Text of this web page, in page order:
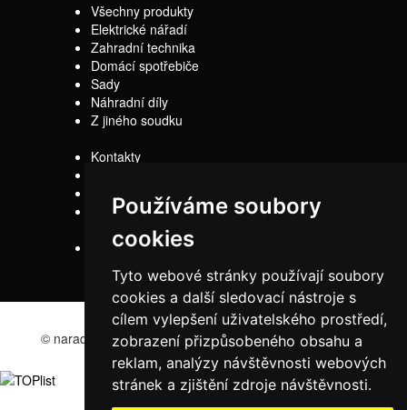
Používáme soubory
cookies
Tyto webové stránky používají soubory
cookies a další sledovací nástroje s
cílem vylepšení uživatelského prostředí,
zobrazení přizpůsobeného obsahu a
reklam, analýzy návštěvnosti webových
stránek a zjištění zdroje návštěvnosti.
Všechny produkty
Elektrické nářadí
Zahradní technika
Domácí spotřebiče
Sady
Náhradní díly
Z jiného soudku
Kontakty
Obchodní
Reklamační řád
© naradi-bd.cz 2016